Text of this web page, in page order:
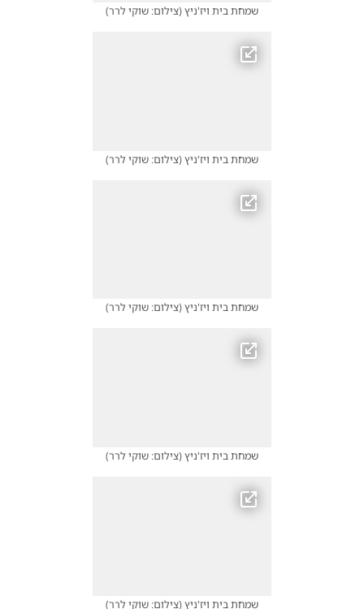
שמחת בית ויז'ניץ(צילום: שוקי לרר)
שמחת בית ויז'ניץ(צילום: שוקי לרר)
שמחת בית ויז'ניץ(צילום: שוקי לרר)
שמחת בית ויז'ניץ(צילום: שוקי לרר)
שמחת בית ויז'ניץ(צילום: שוקי לרר)